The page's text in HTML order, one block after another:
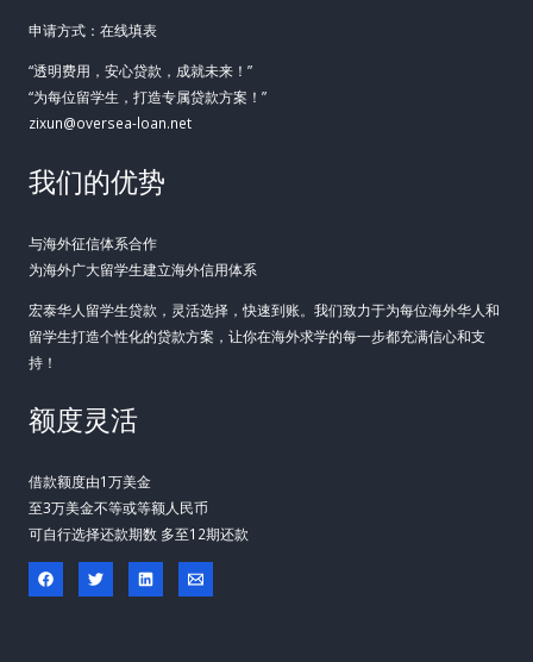
申请方式：在线填表
“透明费用，安心贷款，成就未来！”
“为每位留学生，打造专属贷款方案！”
zixun@oversea-loan.net
我们的优势
与海外征信体系合作
为海外广大留学生建立海外信用体系
宏泰华人留学生贷款，灵活选择，快速到账。我们致力于为每位海外华人和
留学生打造个性化的贷款方案，让你在海外求学的每一步都充满信心和支
持！
额度灵活
借款额度由1万美金
至3万美金不等或等额人民币
可自行选择还款期数 多至12期还款